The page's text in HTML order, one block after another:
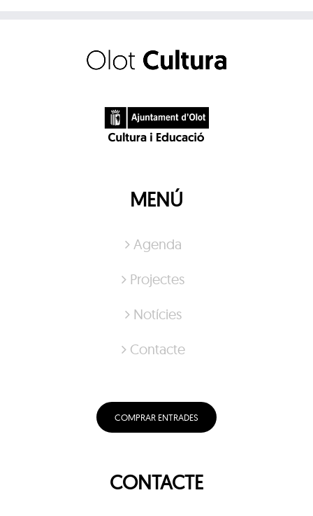
MENÚ
Agenda
Projectes
Notícies
Contacte
COMPRAR ENTRADES
CONTACTE